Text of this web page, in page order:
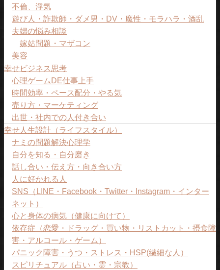
不倫、浮気
遊び人・詐欺師・ダメ男・DV・魔性・モラハラ・酒乱
夫婦の悩み相談
嫁姑問題・マザコン
美容
幸せビジネス思考
心理ゲームDE仕事上手
時間効率・ペース配分・やる気
売り方・マーケティング
出世・社内での人付き合い
幸せ人生設計（ライフスタイル）
ナミの問題解決心理学
自分を知る・自分磨き
話し合い・伝え方・向き合い方
人に好かれる人
SNS（LINE・Facebook・Twitter・Instagram・インター
ネット）
心と身体の病気（健康に向けて）
依存症（恋愛・ドラッグ・買い物・リストカット・摂食障
害・アルコール・ゲーム）
パニック障害・うつ・ストレス・HSP(繊細な人）
スピリチュアル（占い・霊・宗教）